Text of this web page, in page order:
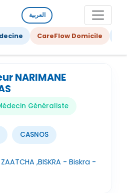
العربية
CareFlow Domicile
NARIMANE
Généraliste
CASNOS
ZAATCHA ,BISKRA - Biskra -